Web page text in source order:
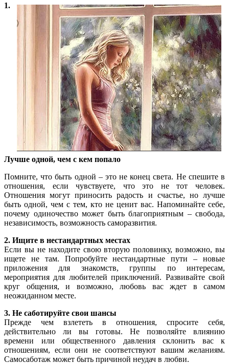
1.
Лучше одной, чем с кем попало
Помните, что быть одной – это не конец света. Не спешите в
отношения, если чувствуете, что это не тот человек.
Отношения могут приносить радость и счастье, но лучше
быть одной, чем с тем, кто не ценит вас. Напоминайте себе,
почему одиночество может быть благоприятным – свобода,
независимость, возможность саморазвития.
2. Ищите в нестандартных местах
Если вы не находите свою вторую половинку, возможно, вы
ищете не там. Попробуйте нестандартные пути – новые
приложения для знакомств, группы по интересам,
мероприятия для любителей приключений. Развивайте свой
круг общения, и возможно, любовь вас ждет в самом
неожиданном месте.
3. Не саботируйте свои шансы
Прежде чем взлететь в отношения, спросите себя,
действительно ли вы готовы. Не позволяйте влиянию
времени или общественного давления склонить вас к
отношениям, если они не соответствуют вашим желаниям.
Самосаботаж может быть причиной неудач в любви.